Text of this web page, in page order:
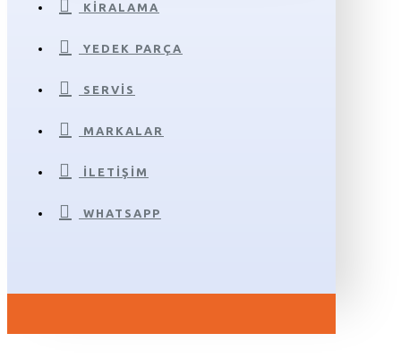
KIRALAMA
YEDEK PARÇA
SERVIS
MARKALAR
İLETIŞIM
WHATSAPP